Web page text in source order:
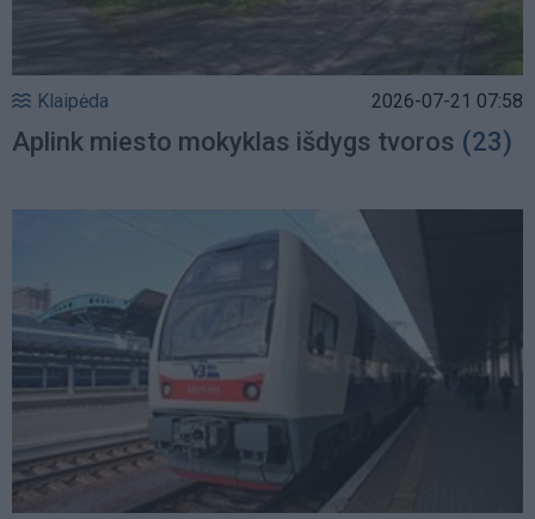
Klaipėda 2026-07-21 07:58
Aplink miesto mokyklas išdygs tvoros (23)